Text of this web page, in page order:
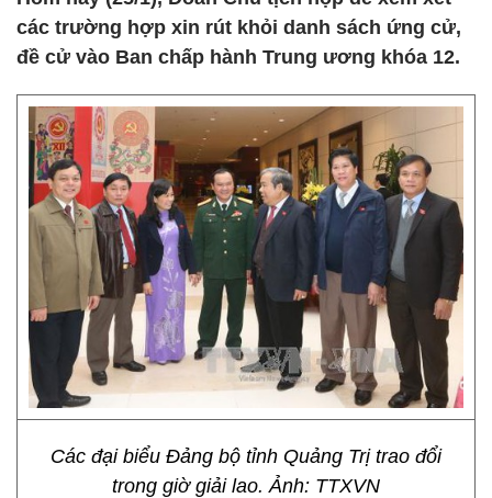
các trường hợp xin rút khỏi danh sách ứng cử,
đề cử vào Ban chấp hành Trung ương khóa 12.
Các đại biểu Đảng bộ tỉnh Quảng Trị trao đổi
trong giờ giải lao. Ảnh: TTXVN